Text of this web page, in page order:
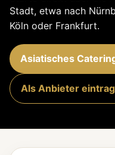
Stadt, etwa nach
Köln oder Frankfurt.
Asiatisches
Als Anbieter